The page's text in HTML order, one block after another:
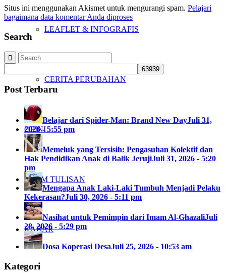
LEAFLET & INFOGRAFIS
CERITA PERUBAHAN
OPINI
KIRIM TULISAN
KABAR
Situs ini menggunakan Akismet untuk mengurangi spam. Pelajari
bagaimana data komentar Anda diproses
Search
Post Terbaru
Belajar dari Spider-Man: Brand New DayJuli 31,
2026 - 5:55 pm
Memeluk yang Tersisih: Pengasuhan Kolektif dan
Hak Pendidikan Anak di Balik JerujiJuli 31, 2026 - 5:20
pm
Mengapa Anak Laki-Laki Tumbuh Menjadi Pelaku
Kekerasan?Juli 30, 2026 - 5:11 pm
Nasihat untuk Pemimpin dari Imam Al-GhazaliJuli
28, 2026 - 5:29 pm
Dosa Koperasi DesaJuli 25, 2026 - 10:53 am
Kategori